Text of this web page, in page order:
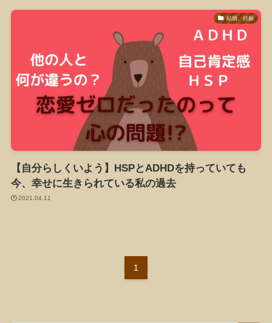
結婚、妊娠
【自分らしくいよう】HSPとADHDを持っていても
今、幸せに生きられている私の過去
2021.04.11
1